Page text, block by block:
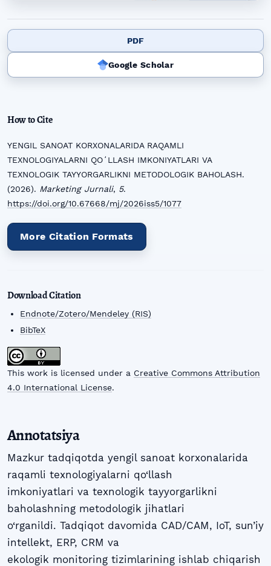
PDF
Google Scholar
How to Cite
YENGIL SANOAT KORXONALARIDA RAQAMLI
TEXNOLOGIYALARNI QOʻLLASH IMKONIYATLARI VA
TEXNOLOGIK TAYYORGARLIKNI METODOLOGIK BAHOLASH.
(2026). Marketing Jurnali, 5.
https://doi.org/10.67668/mj/2026iss5/1077
More Citation Formats
Download Citation
Endnote/Zotero/Mendeley (RIS)
BibTeX
This work is licensed under a Creative Commons Attribution
4.0 International License.
Annotatsiya
Mazkur tadqiqotda yengil sanoat korxonalarida
raqamli texnologiyalarni qo‘llash
imkoniyatlari va texnologik tayyorgarlikni
baholashning metodologik jihatlari
o‘rganildi. Tadqiqot davomida CAD/CAM, IoT, sun’iy
intellekt, ERP, CRM va
ekologik monitoring tizimlarining ishlab chiqarish